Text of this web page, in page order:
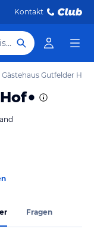
Kontakt
Hotel, Reiseziel
Gästehaus Gutfelder Hof
Fragen